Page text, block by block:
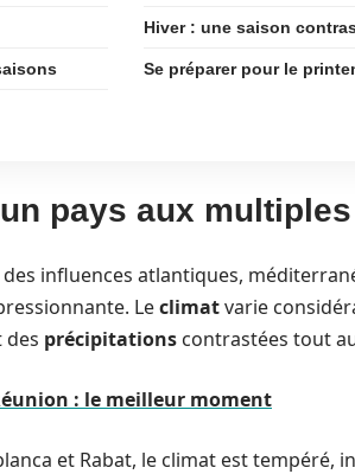
Hiver : une saison
Se préparer pour le
pays aux
influences atlantiques,
Leclimatvarie
des précipitations contrastées tout
: le meilleur moment
et Rabat, le climat est tempéré,